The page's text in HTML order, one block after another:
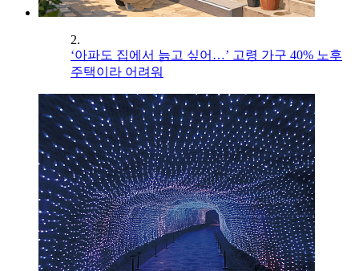
2.
‘아파도 집에서 늙고 싶어…’ 고령 가구 40% 노후
주택이라 어려워